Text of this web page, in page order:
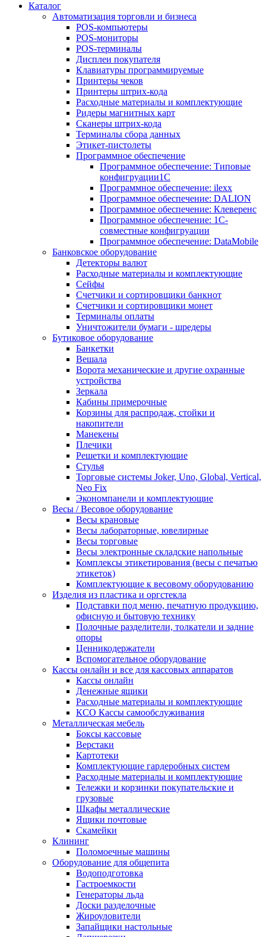
Каталог
Автоматизация торговли и бизнеса
POS-компьютеры
POS-мониторы
POS-терминалы
Дисплеи покупателя
Клавиатуры программируемые
Принтеры чеков
Принтеры штрих-кода
Расходные материалы и комплектующие
Ридеры магнитных карт
Сканеры штрих-кода
Терминалы сбора данных
Этикет-пистолеты
Программное обеспечение
Программное обеспечение: Типовые
конфигруации1С
Программное обеспечение: ilexx
Программное обеспечение: DALION
Программное обеспечение: Клеверенс
Программное обеспечение: 1С-
совместные конфигруации
Программное обеспечение: DataMobile
Банковское оборудование
Детекторы валют
Расходные материалы и комплектующие
Сейфы
Счетчики и сортировщики банкнот
Счетчики и сортировщики монет
Терминалы оплаты
Уничтожители бумаги - шредеры
Бутиковое оборудование
Банкетки
Вешала
Ворота механические и другие охранные
устройства
Зеркала
Кабины примерочные
Корзины для распродаж, стойки и
накопители
Манекены
Плечики
Решетки и комплектующие
Стулья
Торговые системы Joker, Uno, Global, Vertical,
Neo Fix
Экономпанели и комплектующие
Весы / Весовое оборудование
Весы крановые
Весы лабораторные, ювелирные
Весы торговые
Весы электронные складские напольные
Комплексы этикетирования (весы с печатью
этикеток)
Комплектующие к весовому оборудованию
Изделия из пластика и оргстекла
Подставки под меню, печатную продукцию,
офисную и бытовую технику
Полочные разделители, толкатели и задние
опоры
Ценникодержатели
Вспомогательное оборудование
Кассы онлайн и все для кассовых аппаратов
Кассы онлайн
Денежные ящики
Расходные материалы и комплектующие
КСО Кассы самообслуживания
Металлическая мебель
Боксы кассовые
Верстаки
Картотеки
Комплектующие гардеробных систем
Расходные материалы и комплектующие
Тележки и корзинки покупательские и
грузовые
Шкафы металлические
Ящики почтовые
Скамейки
Клининг
Поломоечные машины
Оборудование для общепита
Водоподготовка
Гастроемкости
Генераторы льда
Доски разделочные
Жироуловители
Запайщики настольные